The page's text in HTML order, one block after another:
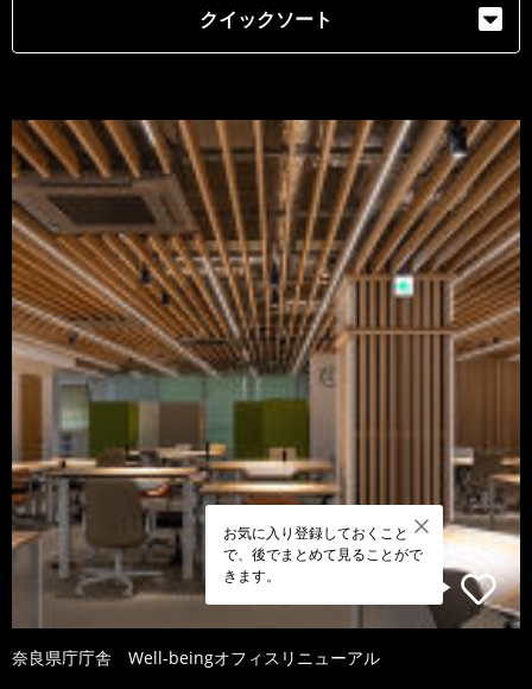
クイックソート
お気に入り登録しておくこと
で、後でまとめて見ることがで
きます。
奈良県庁庁舎 Well-beingオフィスリニューアル